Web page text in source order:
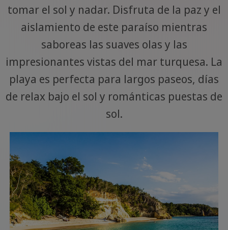
tomar el sol y nadar. Disfruta de la paz y el
aislamiento de este paraíso mientras
saboreas las suaves olas y las
impresionantes vistas del mar turquesa. La
playa es perfecta para largos paseos, días
de relax bajo el sol y románticas puestas de
sol.